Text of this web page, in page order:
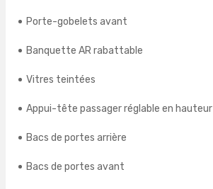
Porte-gobelets avant
Banquette AR rabattable
Vitres teintées
Appui-tête passager réglable en hauteur
Bacs de portes arrière
Bacs de portes avant